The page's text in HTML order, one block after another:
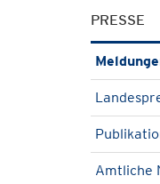
PRESSE
Amtliche